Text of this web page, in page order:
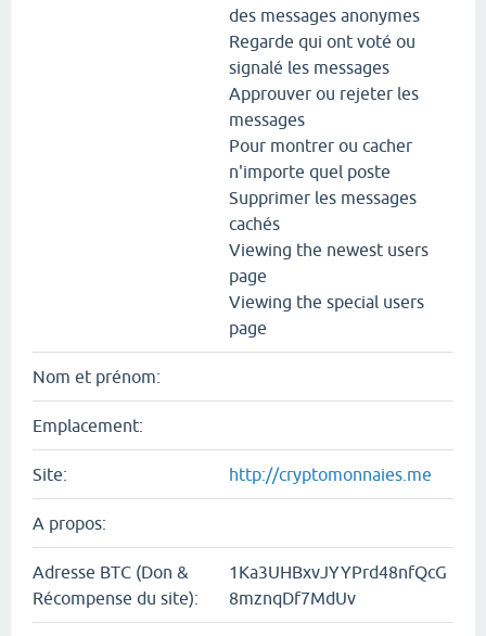
des messages anonymes
Regarde qui ont voté ou
signalé les messages
Approuver ou rejeter les
messages
Pour montrer ou cacher
n'importe quel poste
Supprimer les messages
cachés
Viewing the newest users
page
Viewing the special users
page
Nom et prénom:
Emplacement:
Site: http://cryptomonnaies.me
A propos:
Adresse BTC (Don &
Récompense du site):
1Ka3UHBxvJYYPrd48nfQcG
8mznqDf7MdUv